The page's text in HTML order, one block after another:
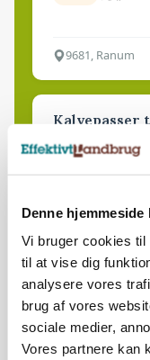
Denne
Vi bruger cookies til
til at vise dig
analysere vores
brug af vores
sociale medier,
Vores partnere kan
9681, Ranum
Kalvepasser
Kalve
6392,
Leder til
Klimastald